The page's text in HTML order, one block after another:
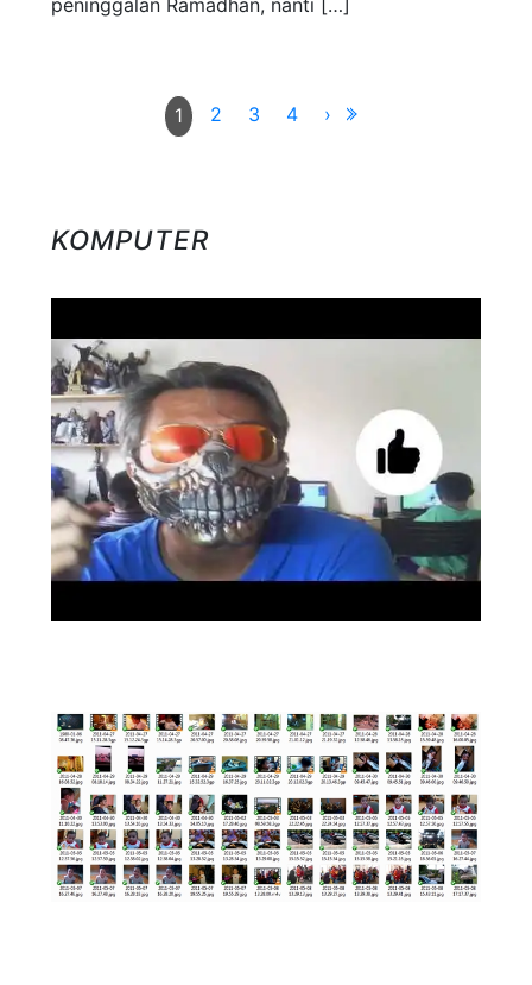
1 2 3 4 ›
KOMPUTER